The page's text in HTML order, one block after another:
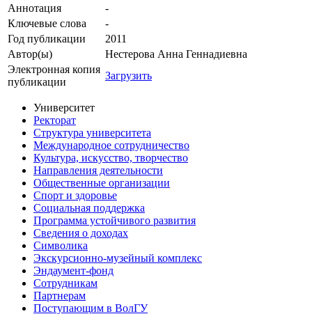
Аннотация
-
Ключевые cлова
-
Год публикации
2011
Автор(ы)
Нестерова Анна Геннадиевна
Электронная копия
публикации
Загрузить
Университет
Ректорат
Структура университета
Международное сотрудничество
Культура, искусство, творчество
Направления деятельности
Общественные организации
Спорт и здоровье
Социальная поддержка
Программа устойчивого развития
Сведения о доходах
Символика
Экскурсионно-музейный комплекс
Эндаумент-фонд
Сотрудникам
Партнерам
Поступающим в ВолГУ